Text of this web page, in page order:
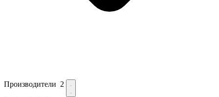
Производители 2